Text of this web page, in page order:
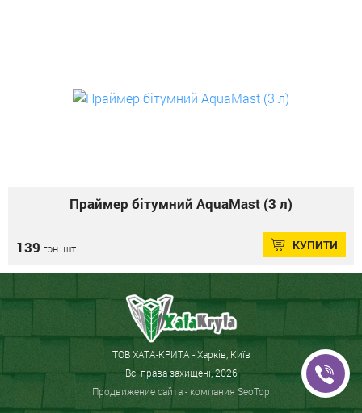
Праймер бітумний AquaMast (3 л)
139 грн. шт. КУПИТИ
ТОВ ХАТА-КРИТА - Харків, Київ
Всі права захищені, 2026
Продвижение сайта- компания SeoTop